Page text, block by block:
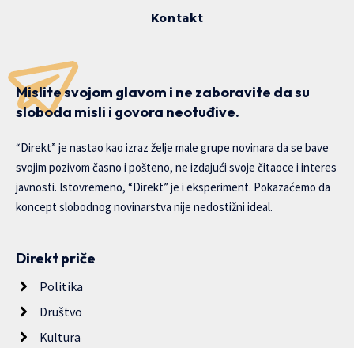
Kontakt
Mislite svojom glavom i ne zaboravite da su
sloboda misli i govora neotuđive.
“Direkt” je nastao kao izraz želje male grupe novinara da se bave
svojim pozivom časno i pošteno, ne izdajući svoje čitaoce i interes
javnosti. Istovremeno, “Direkt” je i eksperiment. Pokazaćemo da
koncept slobodnog novinarstva nije nedostižni ideal.
Direkt priče
Politika
Društvo
Kultura